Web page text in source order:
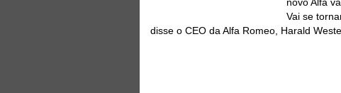
Vai se
disse o CEO da Alfa Romeo, Harald